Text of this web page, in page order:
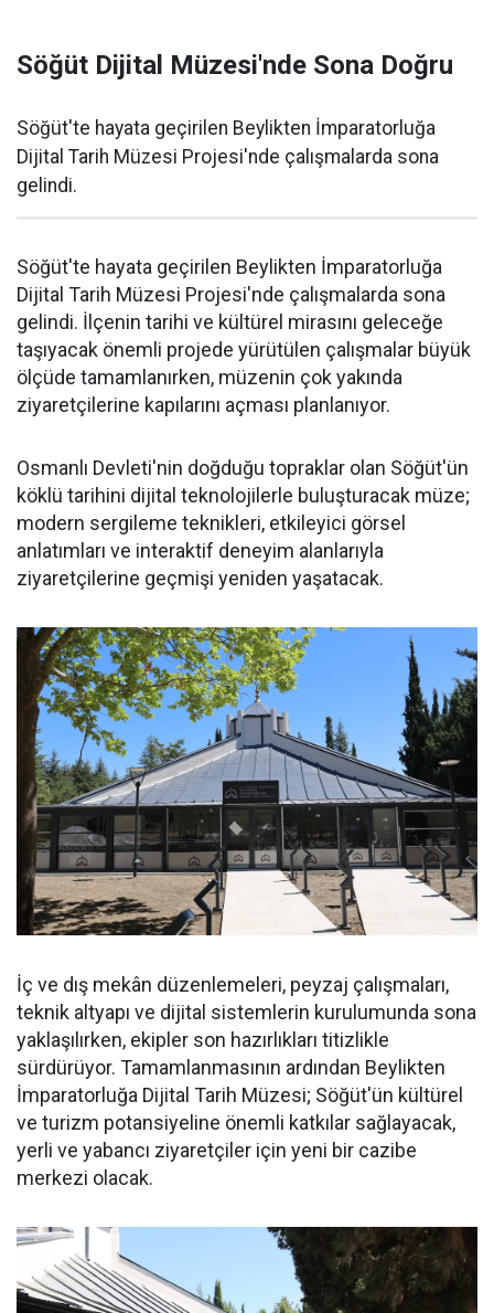
Söğüt Dijital Müzesi'nde Sona Doğru
Söğüt'te hayata geçirilen Beylikten İmparatorluğa
Dijital Tarih Müzesi Projesi'nde çalışmalarda sona
gelindi.
Söğüt'te hayata geçirilen Beylikten İmparatorluğa
Dijital Tarih Müzesi Projesi'nde çalışmalarda sona
gelindi. İlçenin tarihi ve kültürel mirasını geleceğe
taşıyacak önemli projede yürütülen çalışmalar büyük
ölçüde tamamlanırken, müzenin çok yakında
ziyaretçilerine kapılarını açması planlanıyor.
Osmanlı Devleti'nin doğduğu topraklar olan Söğüt'ün
köklü tarihini dijital teknolojilerle buluşturacak müze;
modern sergileme teknikleri, etkileyici görsel
anlatımları ve interaktif deneyim alanlarıyla
ziyaretçilerine geçmişi yeniden yaşatacak.
İç ve dış mekân düzenlemeleri, peyzaj çalışmaları,
teknik altyapı ve dijital sistemlerin kurulumunda sona
yaklaşılırken, ekipler son hazırlıkları titizlikle
sürdürüyor. Tamamlanmasının ardından Beylikten
İmparatorluğa Dijital Tarih Müzesi; Söğüt'ün kültürel
ve turizm potansiyeline önemli katkılar sağlayacak,
yerli ve yabancı ziyaretçiler için yeni bir cazibe
merkezi olacak.